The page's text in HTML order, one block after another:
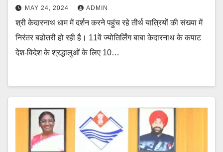
MAY 24, 2024 ADMIN
श्री केदारनाथ धाम में दर्शन करने पहुंच रहे तीर्थ यात्रियों की संख्या में
निरंतर बढोतरी हो रही है। 11वें ज्योतिर्लिंग बाबा केदारनाथ के कपाट
देश-विदेश के श्रद्धालुओं के लिए 10…